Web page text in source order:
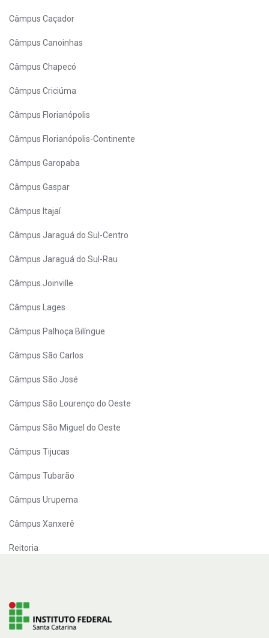
Câmpus Caçador
Câmpus Canoinhas
Câmpus Chapecó
Câmpus Criciúma
Câmpus Florianópolis
Câmpus Florianópolis-Continente
Câmpus Garopaba
Câmpus Gaspar
Câmpus Itajaí
Câmpus Jaraguá do Sul-Centro
Câmpus Jaraguá do Sul-Rau
Câmpus Joinville
Câmpus Lages
Câmpus Palhoça Bilíngue
Câmpus São Carlos
Câmpus São José
Câmpus São Lourenço do Oeste
Câmpus São Miguel do Oeste
Câmpus Tijucas
Câmpus Tubarão
Câmpus Urupema
Câmpus Xanxerê
Reitoria